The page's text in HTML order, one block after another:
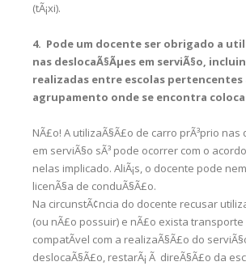
(tÃ¡xi).
4. Pode um docente ser obrigado a
nas deslocaÃ§Ãµes em serviÃ§o,
realizadas entre escolas pertencentes
agrupamento onde se encontra
NÃ£o! A utilizaÃ§Ã£o de carro prÃ³prio nas
em serviÃ§o sÃ³ pode ocorrer com o
nelas implicado. AliÃ¡s, o docente pode
licenÃ§a de conduÃ§Ã£o.
Na circunstÃ¢ncia do docente recusar
(ou nÃ£o possuir) e nÃ£o exista transporte
compatÃ­vel com a realizaÃ§Ã£o do
deslocaÃ§Ã£o, restarÃ¡ Ã direÃ§Ã£o da